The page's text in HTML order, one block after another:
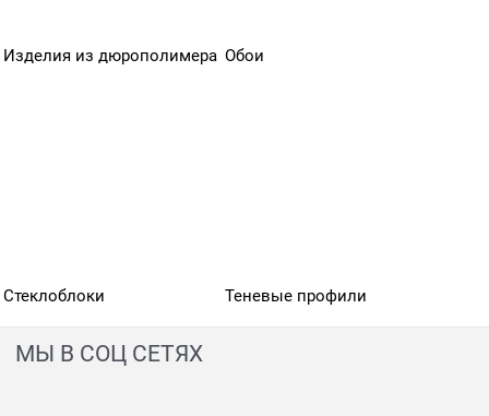
Изделия из дюрополимера Обои
Стеклоблоки Теневые профили
МЫ В СОЦ СЕТЯХ